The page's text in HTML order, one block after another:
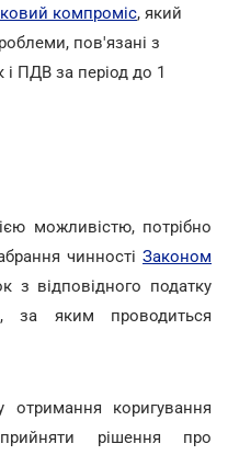
компроміс, який
пов'язані з
ПДВ за період до 1
можливістю, потрібно
чинності Законом
з відповідного податку
за яким проводиться
коригування
рішення про